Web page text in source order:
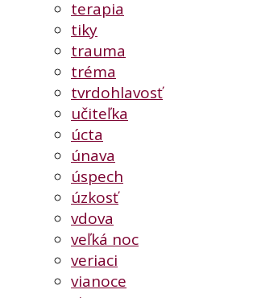
terapia
tiky
trauma
tréma
tvrdohlavosť
učiteľka
úcta
únava
úspech
úzkosť
vdova
veľká noc
veriaci
vianoce